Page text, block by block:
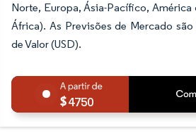
Norte, Europa, Ásia-Pacífico, América
África). As Previsões de Mercado
de Valor (USD).
4750